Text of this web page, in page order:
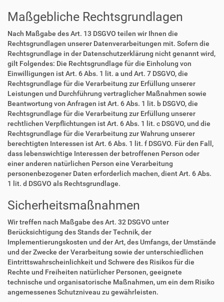
Maßgebliche Rechtsgrundlagen
Nach Maßgabe des Art. 13 DSGVO teilen wir Ihnen die
Rechtsgrundlagen unserer Datenverarbeitungen mit. Sofern die
Rechtsgrundlage in der Datenschutzerklärung nicht genannt wird,
gilt Folgendes: Die Rechtsgrundlage für die Einholung von
Einwilligungen ist Art. 6 Abs. 1 lit. a und Art. 7 DSGVO, die
Rechtsgrundlage für die Verarbeitung zur Erfüllung unserer
Leistungen und Durchführung vertraglicher Maßnahmen sowie
Beantwortung von Anfragen ist Art. 6 Abs. 1 lit. b DSGVO, die
Rechtsgrundlage für die Verarbeitung zur Erfüllung unserer
rechtlichen Verpflichtungen ist Art. 6 Abs. 1 lit. c DSGVO, und die
Rechtsgrundlage für die Verarbeitung zur Wahrung unserer
berechtigten Interessen ist Art. 6 Abs. 1 lit. f DSGVO. Für den Fall,
dass lebenswichtige Interessen der betroffenen Person oder
einer anderen natürlichen Person eine Verarbeitung
personenbezogener Daten erforderlich machen, dient Art. 6 Abs.
1 lit. d DSGVO als Rechtsgrundlage.
Sicherheitsmaßnahmen
Wir treffen nach Maßgabe des Art. 32 DSGVO unter
Berücksichtigung des Stands der Technik, der
Implementierungskosten und der Art, des Umfangs, der Umstände
und der Zwecke der Verarbeitung sowie der unterschiedlichen
Eintrittswahrscheinlichkeit und Schwere des Risikos für die
Rechte und Freiheiten natürlicher Personen, geeignete
technische und organisatorische Maßnahmen, um ein dem Risiko
angemessenes Schutzniveau zu gewährleisten.